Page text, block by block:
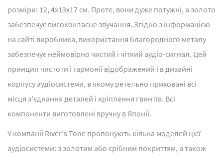
розміри: 12, 4x13x17 см. Проте, вони дуже потужні, а золото
забезпечує висококласне звучання. Згідно з інформацією
на сайті виробника, використання благородного металу
забезпечує неймовірно чистий і чіткий аудіо-сигнал. Цей
принцип чистоти і гармонії відображений і в дизайні
корпусу аудіосистеми, в якому ретельно приховані всі
місця з'єднання деталей і кріплення гвинтів. Всі
компоненти виготовлені вручну в Японії.
У компанії River's Tone пропонують кілька моделей цієї
аудіосистеми: з золотим або срібним покриттям, а також